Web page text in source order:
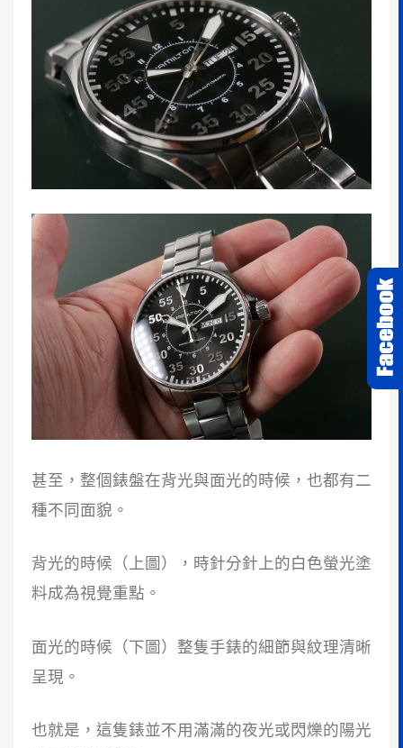
甚至，整個錶盤在背光與面光的時候，也都有二
種不同面貌。
背光的時候（上圖），時針分針上的白色螢光塗
料成為視覺重點。
面光的時候（下圖）整隻手錶的細節與紋理清晰
呈現。
也就是，這隻錶並不用滿滿的夜光或閃爍的陽光